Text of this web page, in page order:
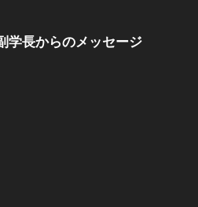
学長からのメッセージ